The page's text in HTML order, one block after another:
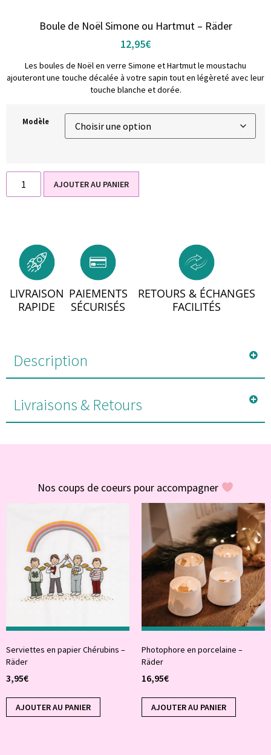
Boule de Noël Simone ou Hartmut – Räder
12,95€
Les boules de Noël en verre Simone et Hartmut le moustachu
ajouteront une touche décalée à votre sapin tout en légèreté avec leur
touche blanche et dorée.
Modèle
AJOUTER AU PANIER
LIVRAISON
RAPIDE
PAIEMENTS
SÉCURISÉS
RETOURS & ÉCHANGES
FACILITÉS
Description
Livraisons & Retours
Nos coups de coeurs pour accompagner
Serviettes en papier Chérubins –
Räder
3,95€
AJOUTER AU PANIER
Photophore en porcelaine –
Räder
16,95€
AJOUTER AU PANIER